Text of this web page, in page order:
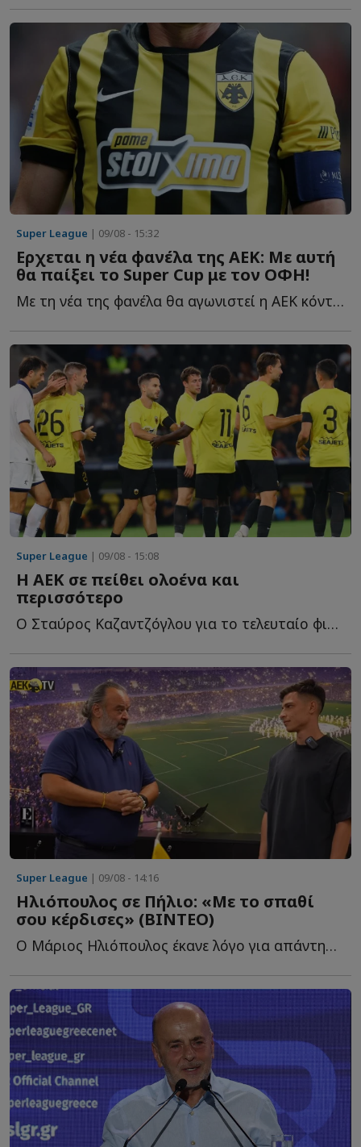
Super League | 09/08 - 15:32
Ερχεται η νέα φανέλα της ΑΕΚ: Με αυτή
θα παίξει το Super Cup με τον ΟΦΗ!
Με τη νέα της φανέλα θα αγωνιστεί η ΑΕΚ κόντρα στον Ο...
Super League | 09/08 - 15:08
Η ΑΕΚ σε πείθει ολοένα και
περισσότερο
Ο Σταύρος Καζαντζόγλου για το τελευταίο φιλικό τεστ τ...
Super League | 09/08 - 14:16
Ηλιόπουλος σε Πήλιο: «Με το σπαθί
σου κέρδισες» (ΒΙΝΤΕΟ)
O Μάριος Ηλιόπουλος έκανε λόγο για απάντηση σε όσους α...